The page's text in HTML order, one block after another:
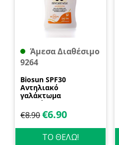
Άμεσα Διαθέσιμο
9264
Biosun SPF30
Αντηλιακό
γαλάκτωμα
προσώπου και
σώματος 70ml
Biosanto
€8.90€6.90
ΤΟ ΘΕΛΩ!